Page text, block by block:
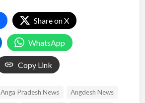
Share on X
WhatsApp
Copy Link
Anga Pradesh News
Angdesh News